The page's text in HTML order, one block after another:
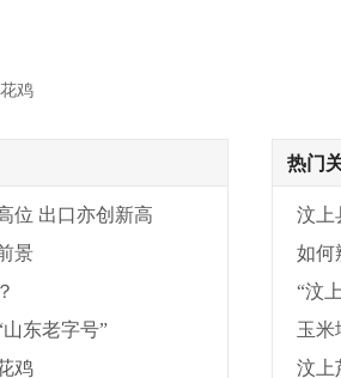
鸡
位 出口亦创新高
景
东老字号”
鸡
热门
汶上
如何
玉米
汶上